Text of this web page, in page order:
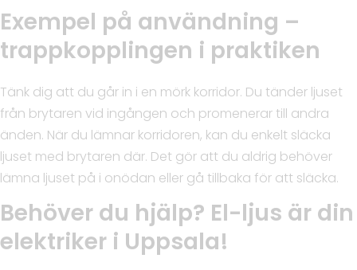
Exempel på användning –
trappkopplingen i praktiken
Tänk dig att du går in i en mörk korridor. Du tänder ljuset
från brytaren vid ingången och promenerar till andra
änden. När du lämnar korridoren, kan du enkelt släcka
ljuset med brytaren där. Det gör att du aldrig behöver
lämna ljuset på i onödan eller gå tillbaka för att släcka.
Behöver du hjälp? El-ljus är din
elektriker i Uppsala!